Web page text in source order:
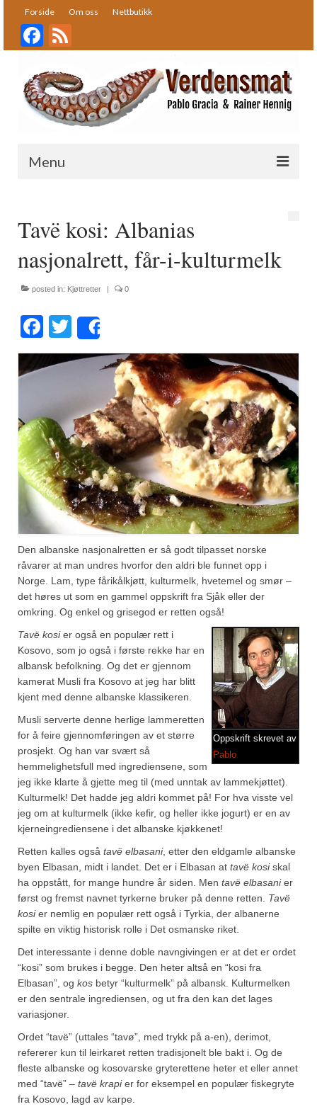
Forside Om oss Nettbutikk
Facebook
Menu
Oppskrifter
Bakst
Desserter
Fisk og skalldyr
Gryteretter
Kjøttretter
Snacks
Supper
Vegetar
Olivenolje, oppskrifter
Krydder, oppskrifter
Albóndigaskrydder
Bouquet garni
Brennesle
Cajunkrydder, mildt
Cajunkrydder, sterkt
Estragon
Guindillas
Herbes de Provence
Kjørvel
Krøderens husmannsmiks
Løpstikke
Massalé seychellois
Merian
Mirepoix
Ñora
Norsk fjordkrydder
Paprikapulver, edelsøtt
Paprikapulver, pikant
Parisisk pepper
Tavë kosi: Albanias
nasjonalrett, får-i-kulturmelk
posted in: Kjøttretter | 0
Facebook
Twitter
Den albanske nasjonalretten er så godt tilpasset norske
råvarer at man undres hvorfor den aldri ble funnet opp i
Norge. Lam, type fårikålkjøtt, kulturmelk, hvetemel og smør –
det høres ut som en gammel oppskrift fra Sjåk eller der
omkring. Og enkel og grisegod er retten også!
Oppskrift skrevet av
Pablo
Tavë kosier også en populær rett i
Kosovo, som jo også i første rekke har en
albansk befolkning. Og det er gjennom
kamerat Musli fra Kosovo at jeg har blitt
kjent med denne albanske klassikeren.
Musli serverte denne herlige lammeretten
for å feire gjennomføringen av et større
prosjekt. Og han var svært så
hemmelighetsfull med ingrediensene, som
jeg ikke klarte å gjette meg til (med unntak av lammekjøttet).
Kulturmelk! Det hadde jeg aldri kommet på! For hva visste vel
jeg om at kulturmelk (ikke kefir, og heller ikke jogurt) er en av
kjerneingrediensene i det albanske kjøkkenet!
Retten kalles også tavë elbasani, etter den eldgamle albanske
byen Elbasan, midt i landet. Det er i Elbasan at tavë kosiskal
ha oppstått, for mange hundre år siden. Men tavë elbasanier
først og fremst navnet tyrkerne bruker på denne retten. Tavë
kosier nemlig en populær rett også i Tyrkia, der albanerne
spilte en viktig historisk rolle i Det osmanske riket.
Det interessante i denne doble navngivingen er at det er ordet
“kosi” som brukes i begge. Den heter altså en “kosi fra
Elbasan”, og kos betyr “kulturmelk” på albansk. Kulturmelken
er den sentrale ingrediensen, og ut fra den kan det lages
variasjoner.
Ordet “tavë” (uttales “tavø”, med trykk på a-en), derimot,
refererer kun til leirkaret retten tradisjonelt ble bakt i. Og de
fleste albanske og kosovarske gryterettene heter et eller annet
med “tavë” – tavë krapier for eksempel en populær fiskegryte
fra Kosovo, lagd av karpe.